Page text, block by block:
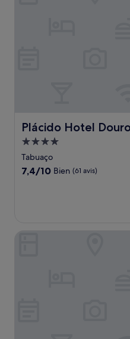
Plácido Hotel
Plácido Hotel Douro -
Hébergement
4.0 étoiles
Tabuaço
7.4
7,4/10 Bien (61 avis)